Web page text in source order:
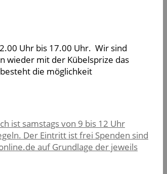
Uhr bis 17.00 Uhr. Wir sind
wieder mit der Kübelsprize das
die möglichkeit
ist samstags von 9 bis 12 Uhr
Der Eintritt ist frei Spenden sind
auf Grundlage der jeweils